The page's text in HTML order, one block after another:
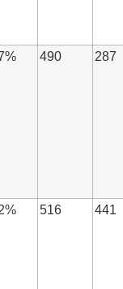
490 287
516 441